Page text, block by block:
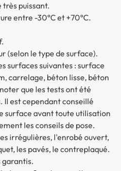
très puissant.
entre -30°C et +70°C.
(selon le type de surface).
surfaces suivantes : surface
carrelage, béton lisse, béton
que les tests ont été
Il est cependant conseillé
surface avant toute utilisation
les conseils de pose.
irrégulières, l'enrobé ouvert,
les pavés, le contreplaqué.
garantis.